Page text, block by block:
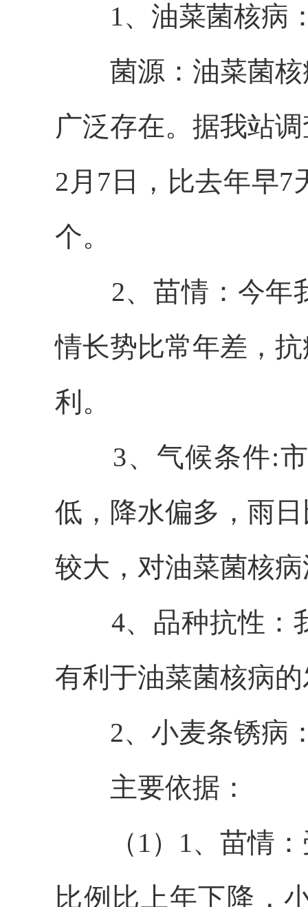
1、油菜菌核病
菌源：油菜菌
广泛存在。据我站
2月7日，比去年早7
个。
2、苗情：今年
情长势比常年差，
利。
3、气候条件:
低，降水偏多，雨
较大，对油菜菌核
4、品种抗性：
有利于油菜菌核病
2、小麦条锈病
主要依据：
（ 1） 1、苗情
比例比上年下降，